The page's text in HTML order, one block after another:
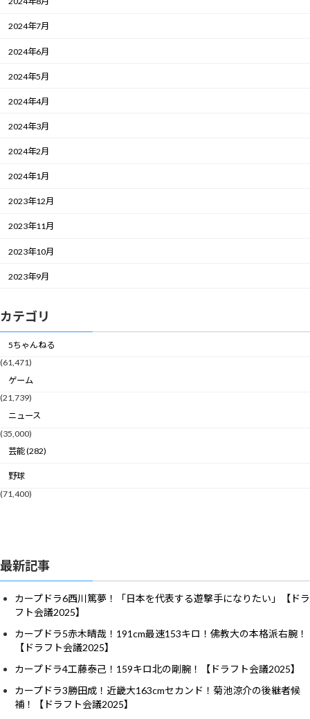
2024年7月
2024年6月
2024年5月
2024年4月
2024年3月
2024年2月
2024年1月
2023年12月
2023年11月
2023年10月
2023年9月
カテゴリ
5ちゃんねる
(61,471)
ゲーム
(21,739)
ニュース
(35,000)
芸能 (282)
野球
(71,400)
最新記事
カープドラ6西川篤夢！「日本を代表する遊撃手になりたい」【ドラ
フト会議2025】
カープドラ5赤木晴哉！191cm最速153キロ！佛教大の本格派右腕！
【ドラフト会議2025】
カープドラ4工藤泰己！159キロ北の剛腕！【ドラフト会議2025】
カープドラ3勝田成！近畿大163cmセカンド！菊池涼介の後継者候
補！【ドラフト会議2025】